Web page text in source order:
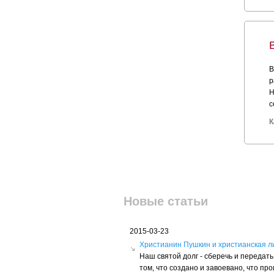
Новые статьи
2015-03-23
Христианин Пушкин и христианская
Наш святой долг - сберечь и
том, что создано и завоевано, что